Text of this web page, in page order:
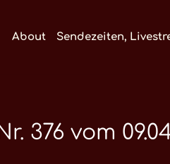
About Sendezeiten,
376 vom